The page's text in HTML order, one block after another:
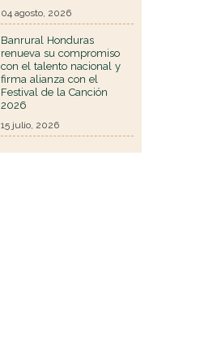
04 agosto, 2026
Banrural Honduras
renueva su compromiso
con el talento nacional y
firma alianza con el
Festival de la Canción
2026
15 julio, 2026